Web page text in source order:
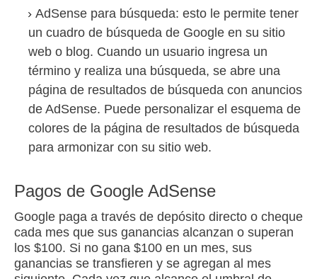
AdSense para búsqueda: esto le permite tener
un cuadro de búsqueda de Google en su sitio
web o blog. Cuando un usuario ingresa un
término y realiza una búsqueda, se abre una
página de resultados de búsqueda con anuncios
de AdSense. Puede personalizar el esquema de
colores de la página de resultados de búsqueda
para armonizar con su sitio web.
Pagos de Google AdSense
Google paga a través de depósito directo o cheque
cada mes que sus ganancias alcanzan o superan
los $100. Si no gana $100 en un mes, sus
ganancias se transfieren y se agregan al mes